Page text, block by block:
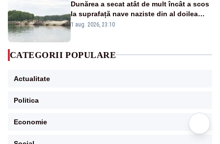
Dunărea a secat atât de mult încât a scos
la suprafață nave naziste din al doilea
război mondial
1 aug. 2026, 23:10
CATEGORII POPULARE
Actualitate
Politica
Economie